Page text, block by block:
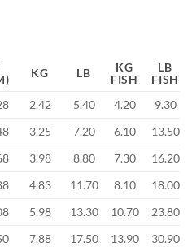
KG LB
KG
FISH
LB
FISH
2.42 5.40 4.20
9.30
3.25 7.20 6.10
13.50
3.98 8.80 7.30
16.20
4.83 11.70 8.10
18.00
5.98 13.30 10.70
23.80
7.88 17.50 13.90
30.90